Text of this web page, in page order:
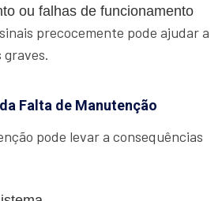
ou falhas de funcionamento
precocemente pode ajudar a
Falta de Manutenção
pode levar a consequências